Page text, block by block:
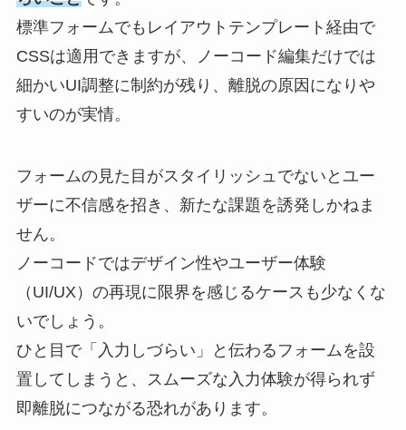
標準フォームでもレイアウトテンプレート経由で
CSSは適用できますが、ノーコード編集だけでは
細かいUI調整に制約が残り、離脱の原因になりや
すいのが実情。
フォームの見た目がスタイリッシュでないとユー
ザーに不信感を招き、新たな課題を誘発しかねま
せん。
ノーコードではデザイン性やユーザー体験
（UI/UX）の再現に限界を感じるケースも少なくな
いでしょう。
ひと目で「入力しづらい」と伝わるフォームを設
置してしまうと、スムーズな入力体験が得られず
即離脱につながる恐れがあります。